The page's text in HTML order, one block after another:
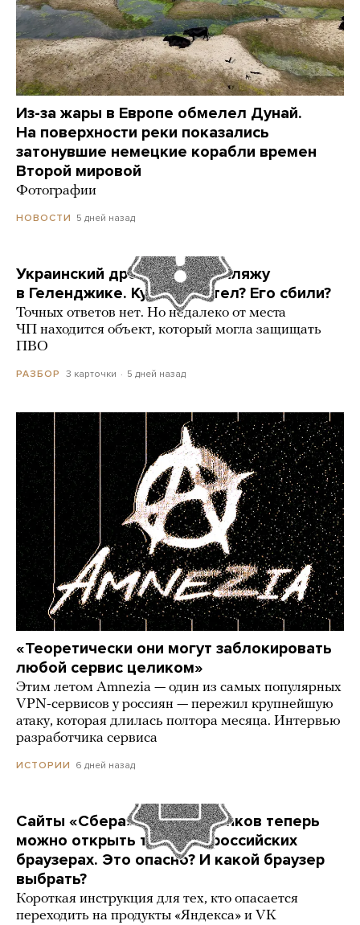
Из-за жары в Европе обмелел Дунай.
На поверхности реки показались
затонувшие немецкие корабли времен
Второй мировой
Фотографии
НОВОСТИ 5 дней назад
Украинский дрон попал по пляжу
в Геленджике. Куда он летел? Его сбили?
Точных ответов нет. Но недалеко от места
ЧП находится объект, который могла защищать
ПВО
РАЗБОР 3 карточки 5 дней назад
«Теоретически они могут заблокировать
любой сервис целиком»
Этим летом Amnezia — один из самых популярных
VPN-сервисов у россиян — пережил крупнейшую
атаку, которая длилась полтора месяца. Интервью
разработчика сервиса
ИСТОРИИ 6 дней назад
Сайты «Сбера» и других банков теперь
можно открыть только в российских
браузерах. Это опасно? И какой браузер
выбрать?
Короткая инструкция для тех, кто опасается
переходить на продукты «Яндекса» и VK